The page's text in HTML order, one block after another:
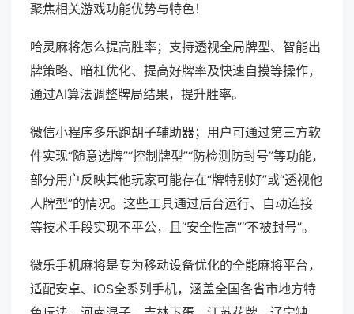
聚焦相关游戏功能优势与特色！
哈灵麻将怎么提高胜率；支持透视全局牌型、智能出
牌策略、暗杠优化、提高好牌率及快速自摸等操作，
通过AI算法调整牌局结果，提升胜率。
微信小程序多乐跑胡子辅助器；用户可通过第三方软
件实现“随意选牌”“控制牌型”“防检测防封号”等功能，
部分用户反映其他玩家可能存在“牌特别好”或“透视他
人牌型”的情况。这些工具通过后台运行、自动连接
等技术手段实现不平公，且“安全性高”“不被封号”。
微乐手机麻将是专为移动设备优化的全能麻将平台，
适配安卓、iOS全系列手机，涵盖全国各省市地方特